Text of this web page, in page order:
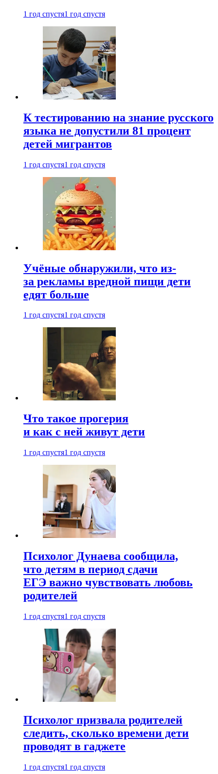
1 год спустя1 год спустя
К тестированию на знание русского
языка не допустили 81 процент
детей мигрантов
1 год спустя1 год спустя
Учёные обнаружили, что из-
за рекламы вредной пищи дети
едят больше
1 год спустя1 год спустя
Что такое прогерия
и как с ней живут дети
1 год спустя1 год спустя
Психолог Дунаева сообщила,
что детям в период сдачи
ЕГЭ важно чувствовать любовь
родителей
1 год спустя1 год спустя
Психолог призвала родителей
следить, сколько времени дети
проводят в гаджете
1 год спустя1 год спустя